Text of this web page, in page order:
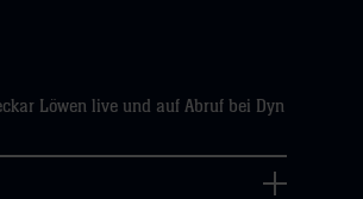
Löwen live und auf Abruf bei Dyn